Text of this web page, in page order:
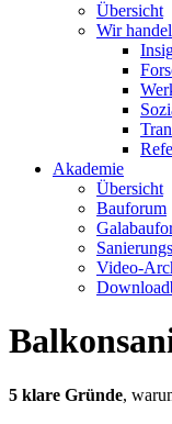
Übersicht
Wir
Akademie
Übersicht
Bauforum
Video-
5 klare Gründe,